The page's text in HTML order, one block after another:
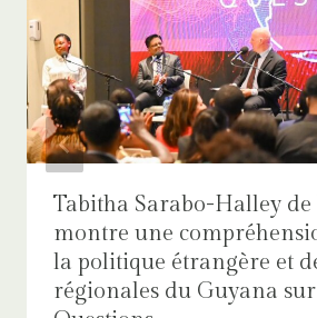
Tabitha Sarabo-Halley
montre une
la politique étrangère et
régionales du Guyana